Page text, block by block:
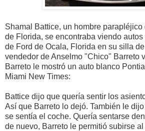
Shamal Battice, un hombre parapléjico
de Florida, se encontraba viendo
de Ford de Ocala, Florida en su silla
vendedor de Anselmo "Chico" Barreto
Barreto le mostró un auto blanco
Miami New Times:
Battice dijo que quería sentir los
Así que Barreto lo dejó. También le
se sentía el coche. Quería sentarse
de nuevo, Barreto le permitió subirse